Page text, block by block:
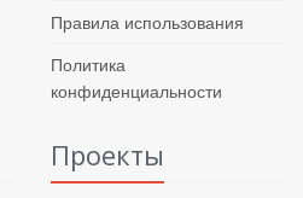
Правила использования
Политика
конфиденциальности
Проекты